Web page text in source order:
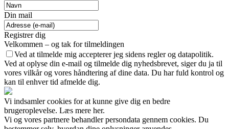
Din mail
Registrer dig
Velkommen – og tak for tilmeldingen
Ved at tilmelde mig accepterer jeg sidens regler og datapolitik.
Ved at oplyse din e-mail og tilmelde dig nyhedsbrevet, siger du ja til
vores vilkår og vores håndtering af dine data. Du har fuld kontrol og
kan til enhver tid afmelde dig.
Vi indsamler cookies for at kunne give dig en bedre
brugeroplevelse. Læs mere her.
Vi og vores partnere behandler persondata gennem cookies. Du